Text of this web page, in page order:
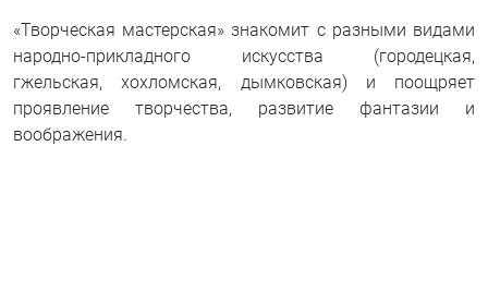
«Творческая мастерская» знакомит с разными видами
народно-прикладного искусства (городецкая,
гжельская, хохломская, дымковская) и поощряет
проявление творчества, развитие фантазии и
воображения.